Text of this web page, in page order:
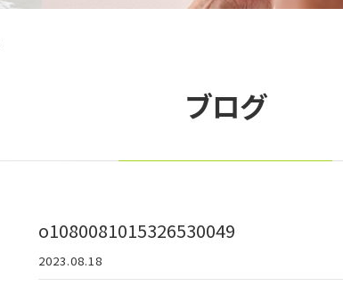
ブログ
o1080081015326530049
2023.08.18